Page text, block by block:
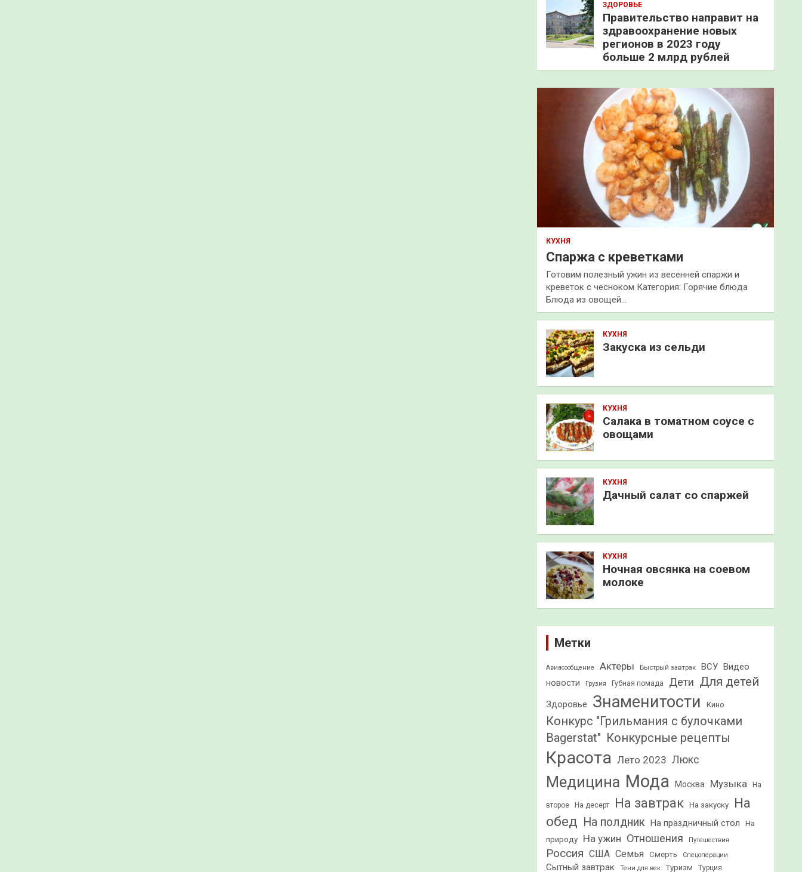
ЗДОРОВЬЕ
Правительство направит на
здравоохранение новых
регионов в 2023 году
больше 2 млрд рублей
КУХНЯ
Спаржа с креветками
Готовим полезный ужин из весенней спаржи и
креветок с чесноком Категория: Горячие блюда
Блюда из овощей…
КУХНЯ
Закуска из сельди
КУХНЯ
Салака в томатном соусе с
овощами
КУХНЯ
Дачный салат со спаржей
КУХНЯ
Ночная овсянка на соевом
молоке
Метки
Авиасообщение Актеры Быстрый завтрак ВСУ Видео
новости
Грузия Губная помада Дети Для детей
Здоровье Знаменитости Кино
Конкурс "Грильмания с булочками
Bagerstat" Конкурсные рецепты
Красота Лето 2023 Люкс
Медицина Мода Москва Музыка На
второе На десерт На завтрак На закуску
На
обед На полдник На праздничный стол
На
природу
На ужин Отношения Путешествия
Россия США Семья Смерть Спецоперации
Сытный завтрак Тени для век Туризм Турция